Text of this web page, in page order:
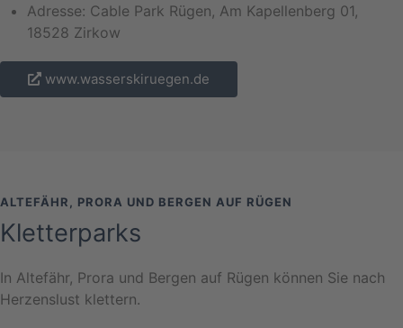
Adresse: Cable Park Rügen, Am Kapellenberg 01,
18528 Zirkow
www.wasserskiruegen.de
ALTEFÄHR, PRORA UND BERGEN AUF RÜGEN
Kletterparks
In Altefähr, Prora und Bergen auf Rügen können Sie nach
Herzenslust klettern.